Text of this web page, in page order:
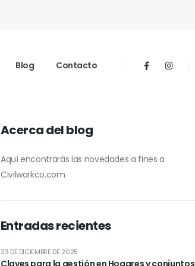
Blog Contacto
Acerca del blog
Aquí encontrarás las novedades a fines a
Civilworkco.com
Entradas recientes
Claves para la gestión en Hogares y conjuntos
23 DE DICIEMBRE DE 2025